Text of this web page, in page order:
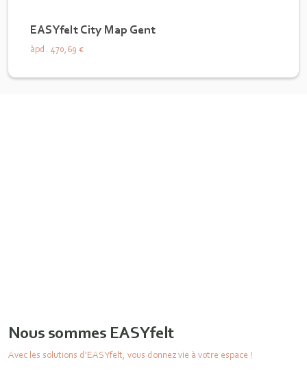
EASYfelt City Map Gent
àpd. 470,69 €
Nous sommes EASYfelt
Avec les solutions d'EASYfelt, vous donnez vie à votre espace !